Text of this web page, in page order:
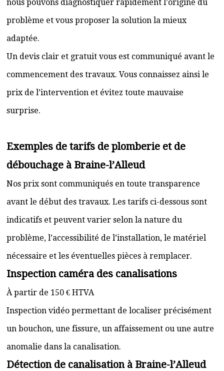
nous pouvons diagnostiquer rapidement l’origine du
problème et vous proposer la solution la mieux
adaptée.
Un devis clair et gratuit vous est communiqué avant le
commencement des travaux. Vous connaissez ainsi le
prix de l’intervention et évitez toute mauvaise
surprise.
Exemples de tarifs de plomberie et de
débouchage à Braine-l’Alleud
Nos prix sont communiqués en toute transparence
avant le début des travaux. Les tarifs ci-dessous sont
indicatifs et peuvent varier selon la nature du
problème, l’accessibilité de l’installation, le matériel
nécessaire et les éventuelles pièces à remplacer.
Inspection caméra des canalisations
À partir de 150 € HTVA
Inspection vidéo permettant de localiser précisément
un bouchon, une fissure, un affaissement ou une autre
anomalie dans la canalisation.
Détection de canalisation à Braine-l’Alleud